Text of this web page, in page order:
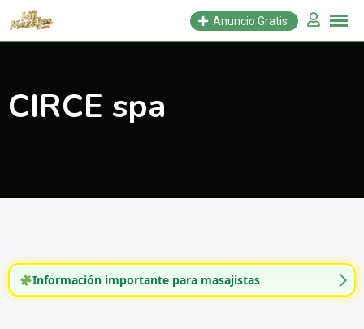
Saltar
Anuncio Gratis
CIRCE spa
Información importante para masajistas